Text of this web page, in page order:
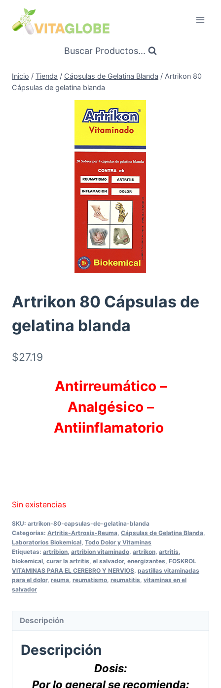
Contenido
Buscar Productos...
Inicio / Tienda / Cápsulas de Gelatina Blanda / Artrikon 80
Cápsulas de gelatina blanda
Artrikon 80 Cápsulas de
gelatina blanda
$27.19
Antirreumático –
Analgésico –
Antiinflamatorio
Sin existencias
SKU: artrikon-80-capsulas-de-gelatina-blanda
Categorías: Artritis-Artrosis-Reuma Cápsulas de Gelatina Blanda
Laboratorios Biokemical Todo Dolor y Vitaminas
Etiquetas: artribion artribion vitaminado artrikon artritis
biokemical curar la artritis el salvador, energizantes FOSKROL
VITAMINAS PARA EL CEREBRO Y NERVIOS pastillas vitaminadas
para el dolor, reuma reumatismo reumatitis vitaminas en el
salvador
Descripción
Descripción
Dosis:
Por lo general se recomienda: